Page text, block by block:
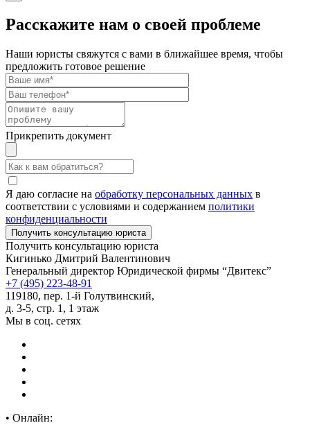
Расскажите нам о своей проблеме
Наши юристы свяжутся с вами в ближайшее время, чтобы
предложить готовое решение
Прикрепить документ
Я даю согласие на обработку персональных данных в
соответствии с условиями и содержанием политики
конфиденциальности
Получить консультацию юриста
Кигинько Дмитрий Валентинович
Генеральный директор Юридической фирмы “Двитекс”
+7 (495) 223-48-91
119180, пер. 1-й Голутвинский,
д. 3-5, стр. 1, 1 этаж
Мы в соц. сетях
• Онлайн: